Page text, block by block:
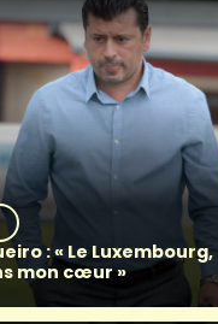
: « Le Luxembourg,
mon cœur »